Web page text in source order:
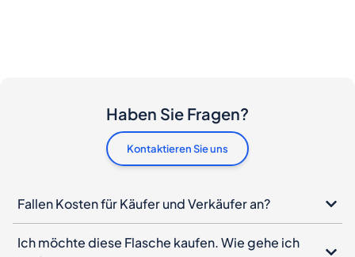
Haben Sie Fragen?
Kontaktieren Sie uns
Fallen Kosten für Käufer und Verkäufer an?
Ich möchte diese Flasche kaufen. Wie gehe ich